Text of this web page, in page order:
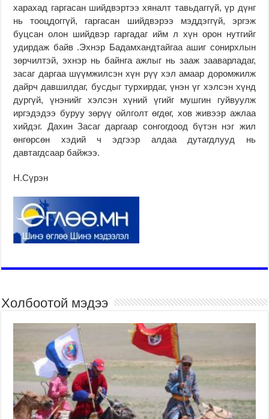
харахад гаргасан шийдвэртээ хяналт тавьдаггүй, үр дүнг
нь тооцдоггүй, гаргасан шийдвэрээ мэддэггүй, эргэж
буцсан олон шийдвэр гаргадаг ийм л хүн орон нутгийг
удирдаж байв .Эхнэр Бадамхандтайгаа ашиг сонирхлын
зөрчилтэй, эхнэр нь байнга ажлыг нь зааж зааварладаг,
засаг даргаа шүүмжилсэн хүн рүү хэл амаар доромжилж
дайрч давшилдаг, бусдыг турхирдаг, үнэн үг хэлсэн хүнд
дургүй, үнэнийг хэлсэн хүний үгийг мушгин гуйвуулж
иргэдэдээ буруу зөрүү ойлголт өгдөг, хов живээр ажлаа
хийдэг. Дахин Засаг даргаар сонгогдоод бүтэн нэг жил
өнгөрсөн хэдий ч эдгээр алдаа дутагдлууд нь
давтагдсаар байжээ.
Н.Сүрэн
Холбоотой мэдээ